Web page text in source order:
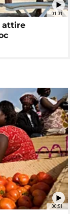
01:01
attire
00:51